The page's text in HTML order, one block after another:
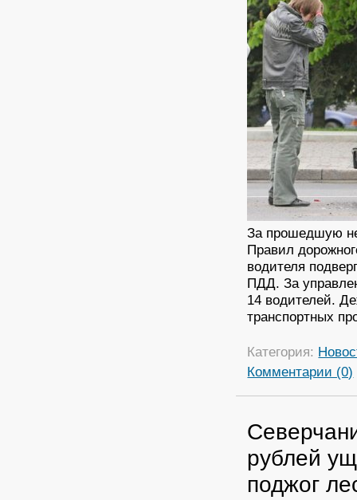
За прошедшую
Правил
водителя
ПДД. За
14 водителей.
транспортных
Категория:
Комментарии (0)
рублей
поджог